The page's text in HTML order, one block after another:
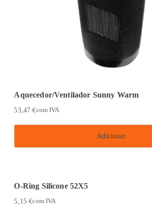
Aquecedor/Ventilador Sunny Warm
53,47€com IVA
Adicionar
O-Ring Silicone 52X5
5,15€com IVA